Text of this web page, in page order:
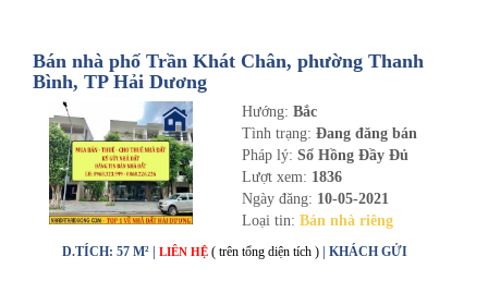
Bán nhà phố Trần Khát Chân, phường Thanh
Bình, TP Hải Dương
Hướng: Bắc
Tình trạng: Đang đăng bán
Pháp lý: Sổ Hồng Đầy Đủ
Lượt xem: 1836
Ngày đăng: 10-05-2021
Loại tin: Bán nhà riêng
D.TÍCH: 57 M² | LIÊN HỆ ( trên tổng diện tích ) | KHÁCH GỬI